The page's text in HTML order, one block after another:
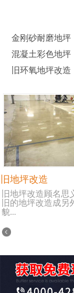
金刚砂耐磨地坪
混凝土彩色地坪
旧环氧地坪改造
旧地坪改造
旧地坪改造顾名思
旧的地坪改造成另
貌...